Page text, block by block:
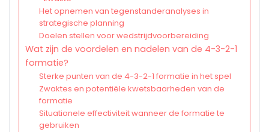
Het opnemen van tegenstanderanalyses in
strategische planning
Doelen stellen voor wedstrijdvoorbereiding
Wat zijn de voordelen en nadelen van de 4-3-2-1
formatie?
Sterke punten van de 4-3-2-1 formatie in het spel
Zwaktes en potentiële kwetsbaarheden van de
formatie
Situationele effectiviteit wanneer de formatie te
gebruiken